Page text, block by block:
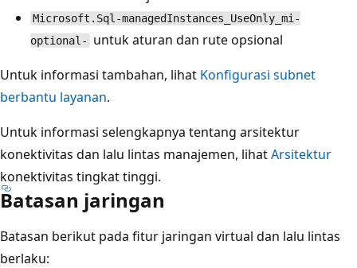
Microsoft.Sql-managedInstances_UseOnly_mi-
optional-
untuk aturan dan rute opsional
Untuk informasi tambahan, lihat Konfigurasi subnet
berbantu layanan.
Untuk informasi selengkapnya tentang arsitektur
konektivitas dan lalu lintas manajemen, lihatArsitektur
konektivitas tingkat tinggi.
Batasan jaringan
Batasan berikut pada fitur jaringan virtual dan lalu lintas
berlaku: